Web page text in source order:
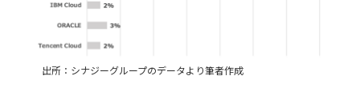
出所：シナジーグループのデータより筆者作成